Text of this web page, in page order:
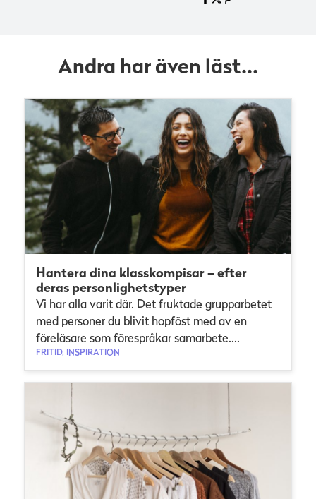
Andra har även läst...
Hantera dina klasskompisar – efter
deras personlighetstyper
Vi har alla varit där. Det fruktade grupparbetet
med personer du blivit hopföst med av en
föreläsare som förespråkar samarbete....
FRITID, INSPIRATION